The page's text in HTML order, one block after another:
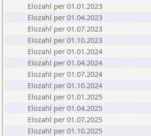
Elozahl per 01.01.2023
Elozahl per 01.04.2023
Elozahl per 01.07.2023
Elozahl per 01.10.2023
Elozahl per 01.01.2024
Elozahl per 01.04.2024
Elozahl per 01.07.2024
Elozahl per 01.10.2024
Elozahl per 01.01.2025
Elozahl per 01.04.2025
Elozahl per 01.07.2025
Elozahl per 01.10.2025